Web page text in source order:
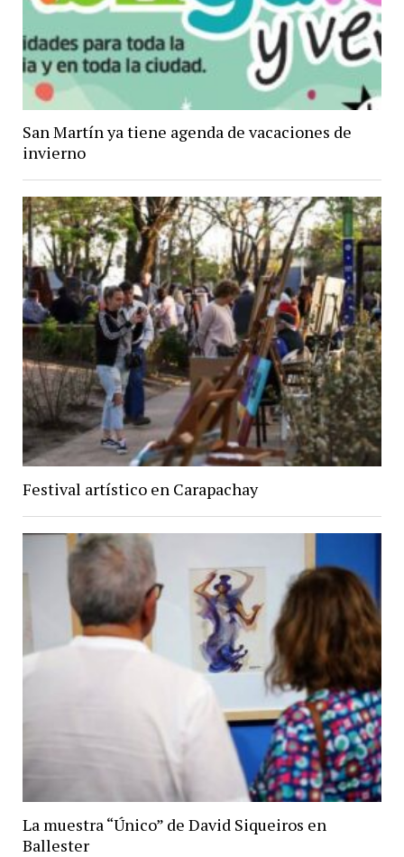
San Martín ya tiene agenda de vacaciones de
invierno
Festival artístico en Carapachay
La muestra “Único” de David Siqueiros en
Ballester